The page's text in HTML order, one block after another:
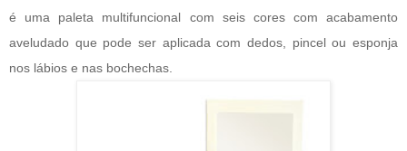
é uma paleta multifuncional com seis cores com acabamento
aveludado que pode ser aplicada com dedos, pincel ou esponja
nos lábios e nas bochechas.